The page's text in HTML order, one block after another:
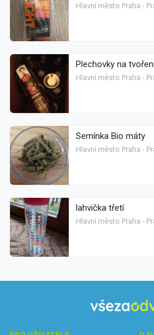
Hlavní město Praha -
Plechovky na
Hlavní město Praha -
Semínka Bio máty
Hlavní město Praha -
lahvička třetí
Hlavní město Praha -